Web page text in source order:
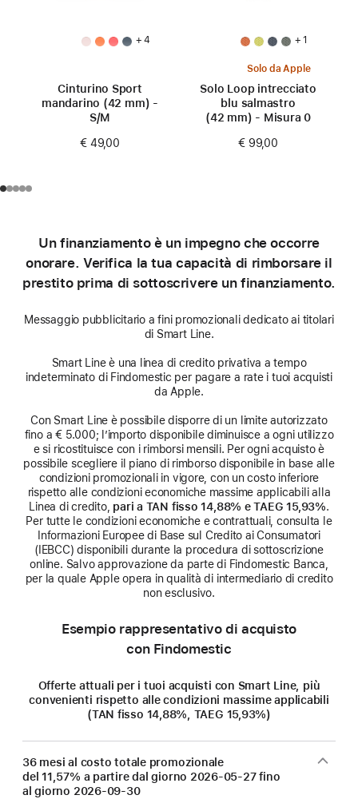
+ 4
Cinturino Sport
mandarino (42 mm) -
S/M
€ 49,00
+ 1
Solo da Apple
Solo Loop intrecciato
blu salmastro
(42 mm) - Misura 0
€ 99,00
Un finanziamento è un impegno che occorre
onorare. Verifica la tua capacità di rimborsare il
prestito prima di sottoscrivere un finanziamento.
Messaggio pubblicitario a fini promozionali dedicato ai titolari
di Smart Line.
Smart Line è una linea di credito privativa a tempo
indeterminato di Findomestic per pagare a rate i tuoi acquisti
da Apple.
Con Smart Line è possibile disporre di un limite autorizzato
fino a € 5.000; l’importo disponibile diminuisce a ogni utilizzo
e si ricostituisce con i rimborsi mensili. Per ogni acquisto è
possibile scegliere il piano di rimborso disponibile in base alle
condizioni promozionali in vigore, con un costo inferiore
rispetto alle condizioni economiche massime applicabili alla
Linea di credito, pari a TAN fisso 14,88% e TAEG 15,93%.
Per tutte le condizioni economiche e contrattuali, consulta le
Informazioni Europee di Base sul Credito ai Consumatori
(IEBCC) disponibili durante la procedura di sottoscrizione
online. Salvo approvazione da parte di Findomestic Banca,
per la quale Apple opera in qualità di intermediario di credito
non esclusivo.
Esempio rappresentativo di acquisto
con Findomestic
Offerte attuali per i tuoi acquisti con Smart Line, più
convenienti rispetto alle condizioni massime applicabili
(TAN fisso 14,88%, TAEG 15,93%)
36 mesi al costo totale promozionale
del 11,57% a partire dal giorno 2026-05-27fino
al giorno 2026-09-30